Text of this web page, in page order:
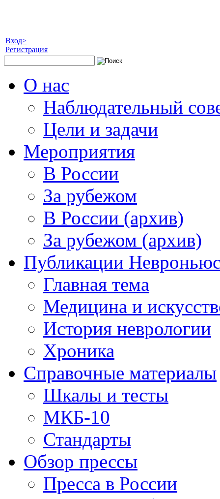
Вход>
Регистрация
О нас
Наблюдательный
Цели и задачи
Мероприятия
В России
За рубежом
В России (архив)
За рубежом (архив)
Публикации
Главная тема
Медицина и
История неврологии
Хроника
Справочные материалы
Шкалы и тесты
МКБ-10
Стандарты
Обзор прессы
Пресса в России